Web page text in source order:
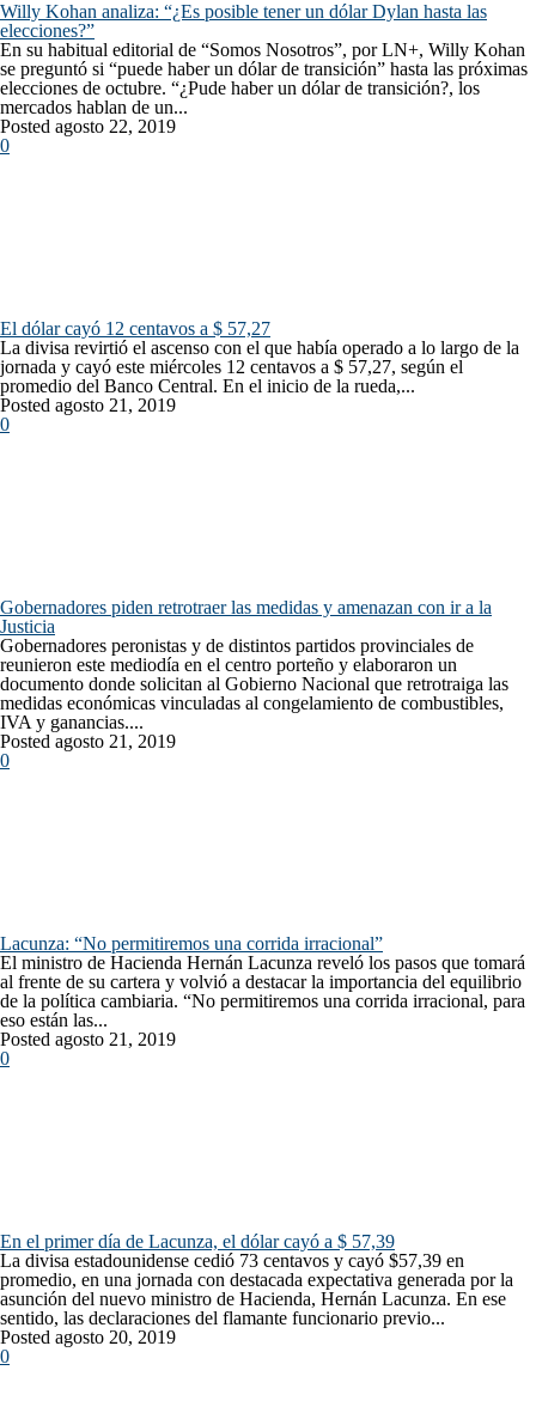
Willy Kohan analiza: “¿Es posible tener un dólar Dylan hasta las
elecciones?”
En su habitual editorial de “Somos Nosotros”, por LN+, Willy Kohan
se preguntó si “puede haber un dólar de transición” hasta las próximas
elecciones de octubre. “¿Pude haber un dólar de transición?, los
mercados hablan de un...
Posted agosto 22, 2019
0
El dólar cayó 12 centavos a $ 57,27
La divisa revirtió el ascenso con el que había operado a lo largo de la
jornada y cayó este miércoles 12 centavos a $ 57,27, según el
promedio del Banco Central. En el inicio de la rueda,...
Posted agosto 21, 2019
0
Gobernadores piden retrotraer las medidas y amenazan con ir a la
Justicia
Gobernadores peronistas y de distintos partidos provinciales de
reunieron este mediodía en el centro porteño y elaboraron un
documento donde solicitan al Gobierno Nacional que retrotraiga las
medidas económicas vinculadas al congelamiento de combustibles,
IVA y ganancias....
Posted agosto 21, 2019
0
Lacunza: “No permitiremos una corrida irracional”
El ministro de Hacienda Hernán Lacunza reveló los pasos que tomará
al frente de su cartera y volvió a destacar la importancia del equilibrio
de la política cambiaria. “No permitiremos una corrida irracional, para
eso están las...
Posted agosto 21, 2019
0
En el primer día de Lacunza, el dólar cayó a $ 57,39
La divisa estadounidense cedió 73 centavos y cayó $57,39 en
promedio, en una jornada con destacada expectativa generada por la
asunción del nuevo ministro de Hacienda, Hernán Lacunza. En ese
sentido, las declaraciones del flamante funcionario previo...
Posted agosto 20, 2019
0